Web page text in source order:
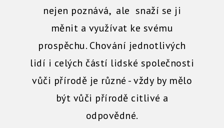
nejen poznává, ale snaží se ji
měnit a využívat ke svému
prospěchu. Chování jednotlivých
lidí i celých částí lidské společnosti
vůči přírodě je různé - vždy by mělo
být vůči přírodě citlivé a
odpovědné.